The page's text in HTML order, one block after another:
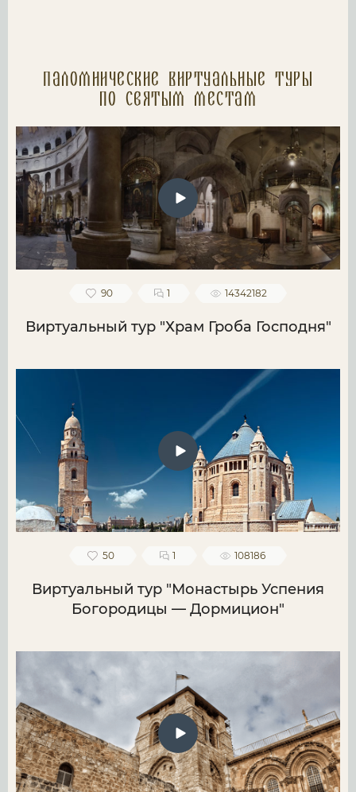
Паломнические Виртуальные туры
по святым местам
90 1 14342182
Виртуальный тур "Храм Гроба Господня"
50 1 108186
Виртуальный тур "Монастырь Успения
Богородицы — Дормицион"